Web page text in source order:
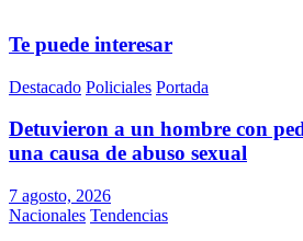
Te puede interesar
Destacado Policiales Portada
Detuvieron a un hombre con
una causa de abuso sexual
7 agosto, 2026
Nacionales Tendencias